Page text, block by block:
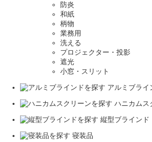
防炎
和紙
柄物
業務用
洗える
プロジェクター・投影
遮光
小窓・スリット
アルミブライ
ハニカムス
縦型ブラインド
寝装品